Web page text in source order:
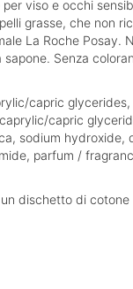
viso e occhi
grasse, che non
La Roche Posay.
sapone. Senza
capric glycerides,
capric
sodium hydroxide,
parfum /
dischetto di cotone